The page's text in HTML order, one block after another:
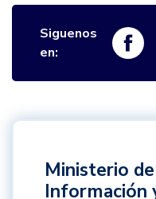
Siguenos
en:
Ministerio
Información